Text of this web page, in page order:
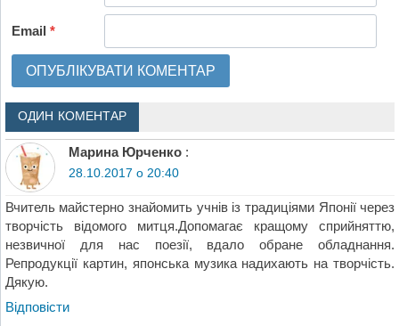
Email*
ОДИН КОМЕНТАР
Марина Юрченко :
28.10.2017 о 20:40
Вчитель майстерно знайомить учнів із традиціями Японії через
творчість відомого митця.Допомагає кращому сприйняттю,
незвичної для нас поезії, вдало обране обладнання.
Репродукції картин, японська музика надихають на творчість.
Дякую.
Відповіcти